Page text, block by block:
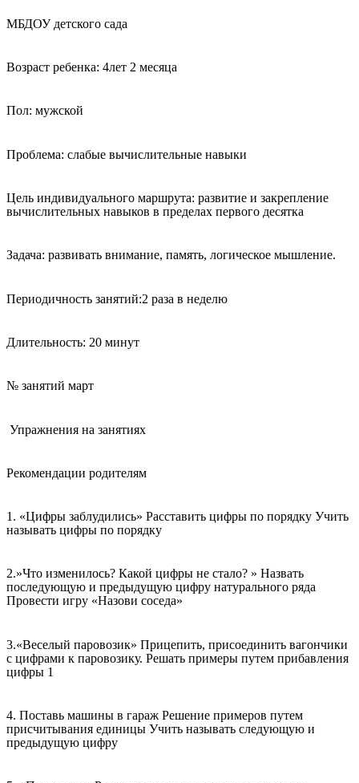
МБДОУ детского сада
Возраст ребенка: 4лет 2 месяца
Пол: мужской
Проблема: слабые вычислительные навыки
Цель индивидуального маршрута: развитие и закрепление
вычислительных навыков в пределах первого десятка
Задача: развивать внимание, память, логическое мышление.
Периодичность занятий:2 раза в неделю
Длительность: 20 минут
№ занятий март
Упражнения на занятиях
Рекомендации родителям
1. «Цифры заблудились» Расставить цифры по порядку Учить
называть цифры по порядку
2.»Что изменилось? Какой цифры не стало? » Назвать
последующую и предыдущую цифру натурального ряда
Провести игру «Назови соседа»
3.«Веселый паровозик» Прицепить, присоединить вагончики
с цифрами к паровозику. Решать примеры путем прибавления
цифры 1
4. Поставь машины в гараж Решение примеров путем
присчитывания единицы Учить называть следующую и
предыдущую цифру